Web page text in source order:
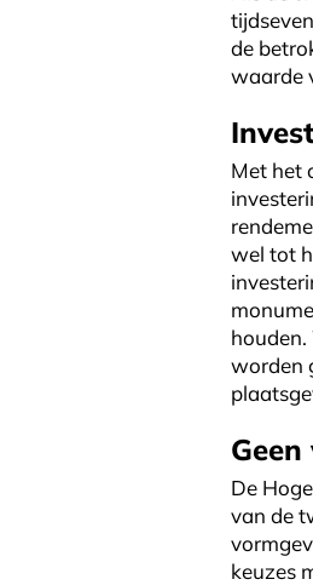
de
waarde
Met het
wel tot
worden
De
van de
keuzes